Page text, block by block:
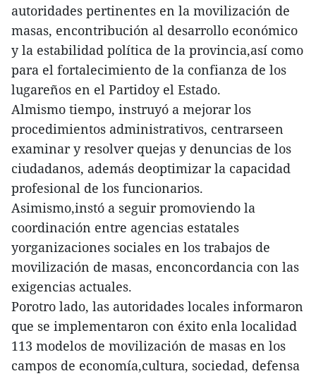
autoridades pertinentes en la movilización de
masas, encontribución al desarrollo económico
y la estabilidad política de la provincia,así como
para el fortalecimiento de la confianza de los
lugareños en el Partidoy el Estado.
Almismo tiempo, instruyó a mejorar los
procedimientos administrativos, centrarseen
examinar y resolver quejas y denuncias de los
ciudadanos, además deoptimizar la capacidad
profesional de los funcionarios.
Asimismo,instó a seguir promoviendo la
coordinación entre agencias estatales
yorganizaciones sociales en los trabajos de
movilización de masas, enconcordancia con las
exigencias actuales.
Porotro lado, las autoridades locales informaron
que se implementaron con éxito enla localidad
113 modelos de movilización de masas en los
campos de economía,cultura, sociedad, defensa